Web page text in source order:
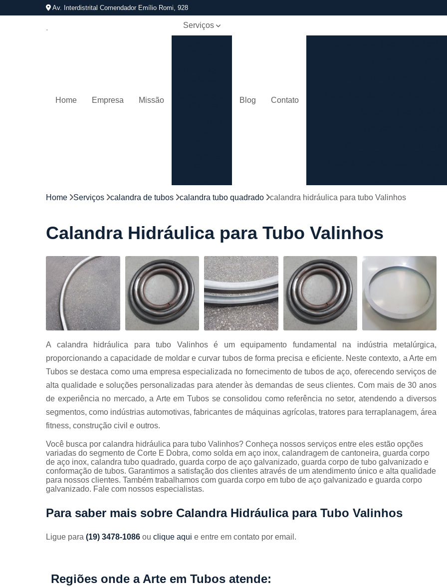
Av. Interdistrital Comendador Emílio Romi, 928
Home Empresa Missão
Serviços
Cortes a
Cortes de
chapa
Curvamento
de tubo
Dobra de
chapas
tubo
corte
Guarda
corpos
carbono
Guarda
corpos
galvanizados
Guarda
Serviços de
Soldas em
aço carbono
Blog Contato
Calandragem Tubo em
Conformação com Tubo Tipo
Conformação em
Conformação para
Conformação Tubo de Metal
Corrimão Aço Tipo
Corrimão de
Corrimão de Aço Galvanizado
Corrimão em
Corrimão em Tubo de Aço
Corrimão Galvanizado com
Corrimão
Corrimão de Ferro
Corrimão Escada Interna Ferro
Corrimão Ferro de Escada
Corrimão Ferro para Escada
Corrimão com Ferro Tipo
Home Serviços calandra de tubos calandra tubo quadrado calandra hidráulica para tubo Valinhos
Calandra Hidráulica para Tubo Valinhos
A calandra hidráulica para tubo Valinhos é um equipamento fundamental na indústria metalúrgica,
proporcionando a capacidade de moldar e curvar tubos de forma precisa e eficiente. Neste contexto, a Arte em
Tubos se destaca como uma empresa especializada no fornecimento de tubos de aço, oferecendo serviços de
alta qualidade e soluções personalizadas para atender às demandas de seus clientes. Com mais de 30 anos
de experiência no mercado, a Arte em Tubos se consolidou como referência no setor, atendendo a diversos
segmentos, como indústrias automotivas, fabricantes de máquinas agrícolas, tratores para terraplanagem, área
fitness, construção civil e outros.
Você busca por calandra hidráulica para tubo Valinhos? Conheça nossos serviços entre eles estão opções
variadas do segmento de Corte E Dobra, como solda em aço inox, calandragem de cantoneira, guarda corpo
de aço inox, calandra tubo quadrado, guarda corpo de aço galvanizado, guarda corpo de tubo galvanizado e
conformação de tubos. Garantimos a satisfação dos clientes através de um atendimento único e alta qualidade
para nossos clientes. Também trabalhamos com guarda corpo em tubo de aço galvanizado e guarda corpo
galvanizado. Fale com nossos especialistas.
Para saber mais sobre Calandra Hidráulica para Tubo Valinhos
Ligue para (19) 3478-1086 ou clique aqui e entre em contato por email.
Regiões onde a Arte em Tubos atende: